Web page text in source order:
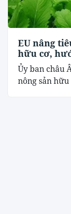
EU nâng
hữu cơ,
Ủy ban châu
nông sản